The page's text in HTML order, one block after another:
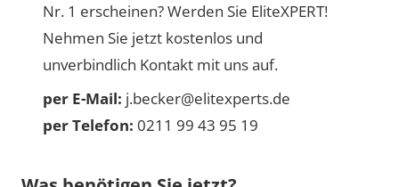
Nr. 1 erscheinen? Werden Sie EliteXPERT!
Nehmen Sie jetzt kostenlos und
unverbindlich Kontakt mit uns auf.
per E-Mail: j.becker@elitexperts.de
per Telefon: 0211 99 43 95 19